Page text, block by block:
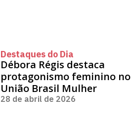
Destaques do Dia
Débora Régis destaca
protagonismo feminino no
União Brasil Mulher
28 de abril de 2026